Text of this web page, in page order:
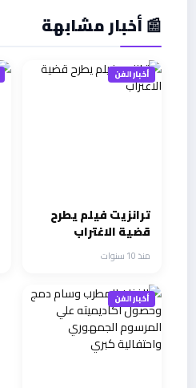
📰 أخبار مشابهة
أخبار الفن
ترانزيت فيلم يطرح
قضية الاغتراب
منذ 10 سنوات
أخبار الفن